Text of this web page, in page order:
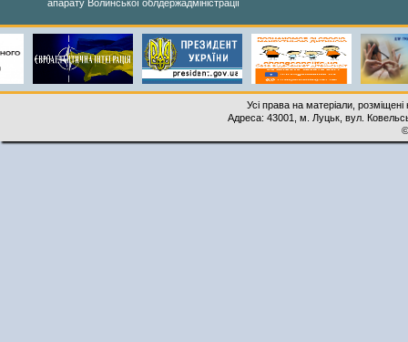
апарату Волинської облдержадміністрації
Усі права на матеріали,
Адреса: 43001, м. Луцьк, вул.